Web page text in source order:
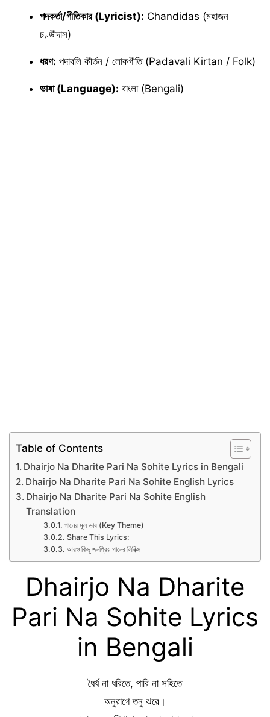
পদকর্তা/গীতিকার (Lyricist): Chandidas (মহাজন
চণ্ডীদাস)
ধরণ: পদাবলি কীর্তন / লোকগীতি (Padavali Kirtan / Folk)
ভাষা (Language): বাংলা (Bengali)
Table of Contents
Dhairjo Na Dharite Pari Na Sohite Lyrics in Bengali
Dhairjo Na Dharite Pari Na Sohite English Lyrics
Dhairjo Na Dharite Pari Na Sohite English
Translation
গানের মূল ভাব (Key Theme)
Share This Lyrics:
আরও কিছু জনপ্রিয় গানের লিরিক্স
Dhairjo Na Dharite
Pari Na Sohite Lyrics
in Bengali
ধৈর্য না ধরিতে, পারি না সহিতে
অনুরাগে তনু ঝরে।